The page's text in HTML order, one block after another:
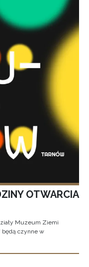
OTWARCIA
Muzeum Ziemi
będą czynne w